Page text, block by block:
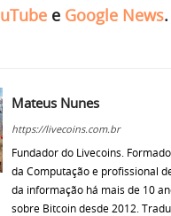
e Google News.
Mateus Nunes
https://livecoins.com.br
Fundador do Livecoins.
da Computação e profissional
da informação há mais de 10
sobre Bitcoin desde 2012.